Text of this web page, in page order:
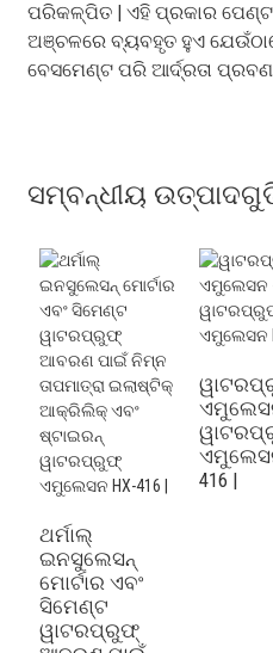
ପରିକଳ୍ପିତ | ଏହି ପ୍ରକାର ପେଣ୍ଟ
ଅଞ୍ଚଳରେ ବ୍ୟବହୃତ ହୁଏ
ବେସମେଣ୍ଟ ପରି ଆର୍ଦ୍ରତା
ସମ୍ବନ୍ଧୀୟ
ଥର୍ମାଲ୍
ଇନସୁଲେସନ୍
ମୋର୍ଟାର ଏବଂ
ସିମେଣ୍ଟ
ୱାଟରପ୍ରୁଫ୍
416 |